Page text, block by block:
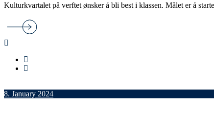
Kulturkvartalet på verftet ønsker å bli best i klassen. Målet er å
8. January 2024